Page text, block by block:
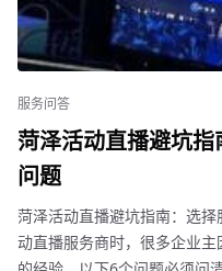
服务问答
菏泽活动直播避坑
问题
菏泽活动直播避坑指南：选
动直播服务商时，很多企业